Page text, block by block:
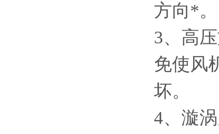
方向*。
3、高
免使风
坏。
4、漩